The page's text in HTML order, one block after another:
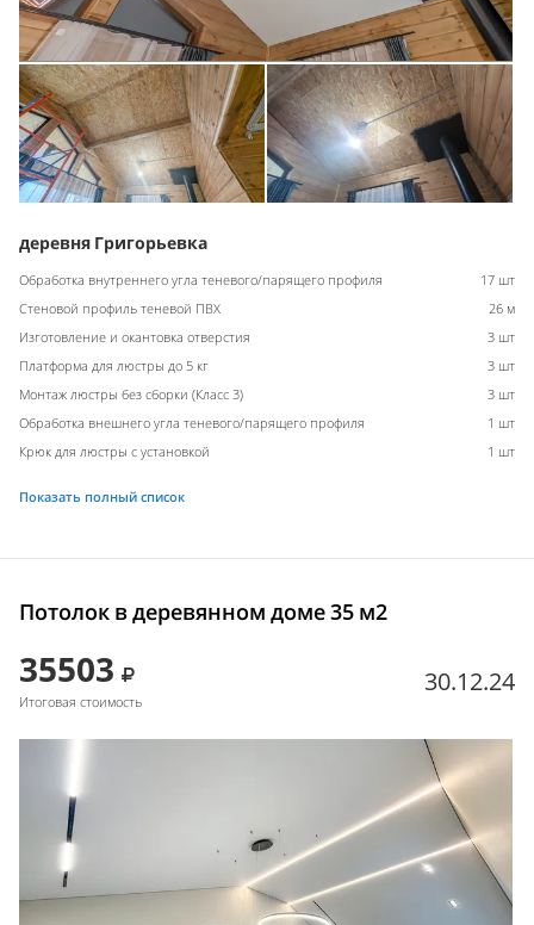
деревня Григорьевка
Обработка внутреннего угла теневого/парящего профиля
17 шт
Стеновой профиль теневой ПВХ
26 м
Изготовление и окантовка отверстия
3 шт
Платформа для люстры до 5 кг
3 шт
Монтаж люстры без сборки (Класс 3)
3 шт
Обработка внешнего угла теневого/парящего профиля
1 шт
Крюк для люстры с установкой
1 шт
Показать полный список
Потолок в деревянном доме 35 м2
35503
Итоговая стоимость
30.12.24